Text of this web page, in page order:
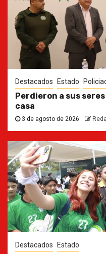
Destacados Estado
Perdieron a sus
casa
3 de agosto de 2026
Destacados Estado